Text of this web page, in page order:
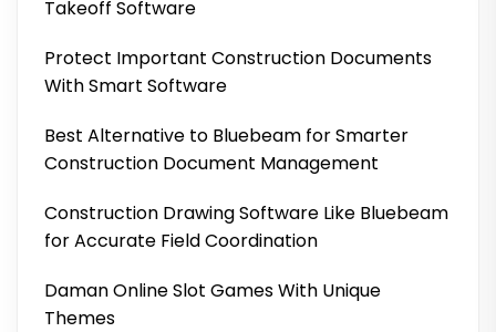
Takeoff Software
Protect Important Construction Documents
With Smart Software
Best Alternative to Bluebeam for Smarter
Construction Document Management
Construction Drawing Software Like Bluebeam
for Accurate Field Coordination
Daman Online Slot Games With Unique
Themes